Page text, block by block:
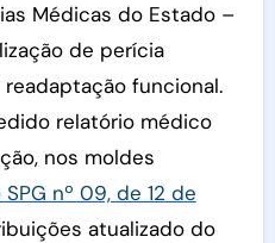
Médicas do Estado –
de perícia
funcional.
relatório médico
nos moldes
SPG nº 09, de 12 de
atualizado do